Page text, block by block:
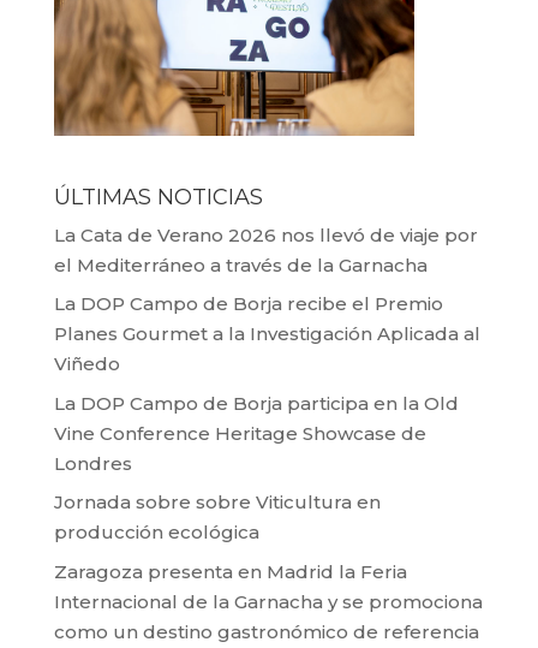
ÚLTIMAS NOTICIAS
La Cata de Verano 2026 nos llevó de viaje por
el Mediterráneo a través de la Garnacha
La DOP Campo de Borja recibe el Premio
Planes Gourmet a la Investigación Aplicada al
Viñedo
La DOP Campo de Borja participa en la Old
Vine Conference Heritage Showcase de
Londres
Jornada sobre sobre Viticultura en
producción ecológica
Zaragoza presenta en Madrid la Feria
Internacional de la Garnacha y se promociona
como un destino gastronómico de referencia